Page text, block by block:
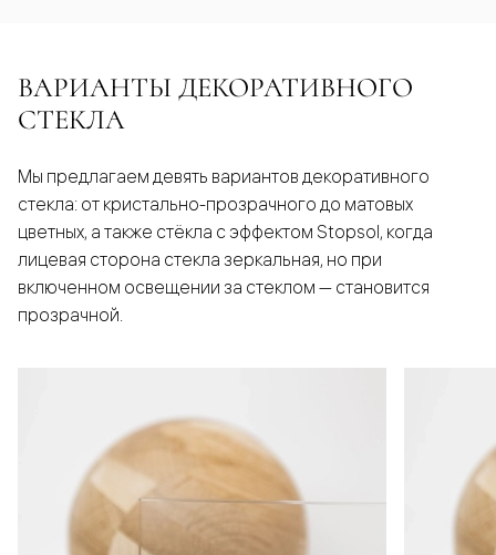
ВАРИАНТЫ ДЕКОРАТИВНОГО
СТЕКЛА
Мы предлагаем девять вариантов декоративного
стекла: от кристально-прозрачного до матовых
цветных, а также стёкла с эффектом Stopsol, когда
лицевая сторона стекла зеркальная, но при
включенном освещении за стеклом — становится
прозрачной.